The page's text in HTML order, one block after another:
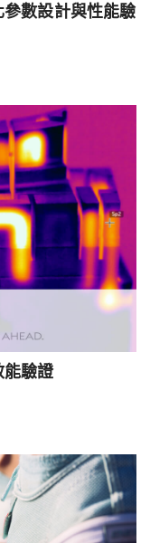
數設計與性能驗
能驗證